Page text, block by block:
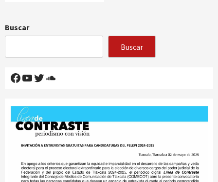
Buscar
Buscar
Facebook
YouTube
Twitter
SoundCloud